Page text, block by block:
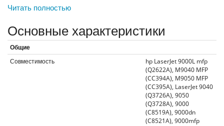
Читать полностью
Основные характеристики
Общие
Совместимость
hp LaserJet 9000L mfp
(Q2622A), M9040 MFP
(CC394A), M9050 MFP
(CC395A), LaserJet 9040
(Q3726A), 9050
(Q3728A), 9000
(C8519A), 9000dn
(C8521A), 9000mfp